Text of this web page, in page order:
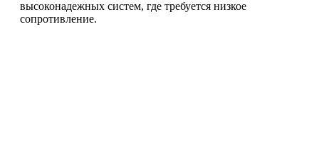
высоконадежных систем, где требуется низкое
сопротивление.